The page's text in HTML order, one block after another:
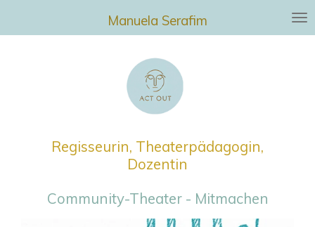
Manuela Serafim
Regisseurin, Theaterpädagogin,
Dozentin
Community-Theater - Mitmachen